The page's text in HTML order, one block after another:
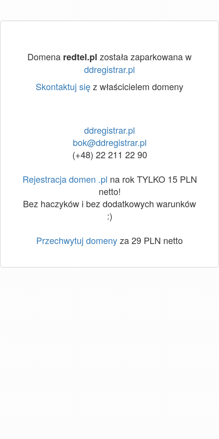
Domena redtel.pl została zaparkowana w
ddregistrar.pl
Skontaktuj sięz właścicielem domeny
ddregistrar.pl
bok@ddregistrar.pl
(+48) 22 211 22 90
Rejestracja domen .pl na rok TYLKO 15 PLN
netto!
Bez haczyków i bez dodatkowych warunków
:)
Przechwytuj domenyza 29 PLN netto